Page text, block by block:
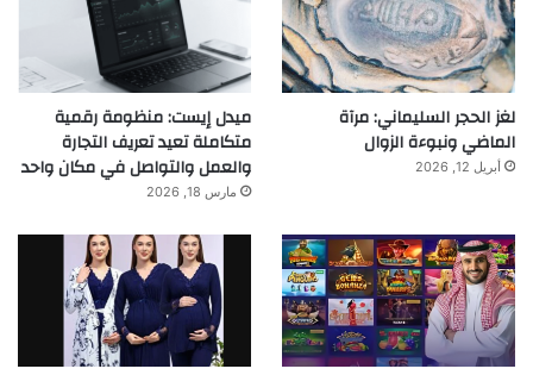
لغز الحجر السليماني: مرآة
الماضي ونبوءة الزوال
أبريل 12, 2026
ميدل إيست: منظومة رقمية
متكاملة تعيد تعريف التجارة
والعمل والتواصل في مكان واحد
مارس 18, 2026